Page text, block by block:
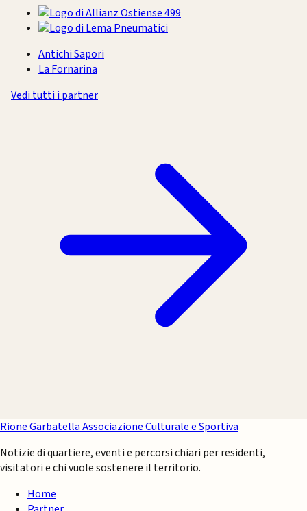
Antichi Sapori
La Fornarina
Vedi tutti i partner
Rione GarbatellaAssociazione Culturale e Sportiva
Notizie di quartiere, eventi e percorsi chiari per residenti,
visitatori e chi vuole sostenere il territorio.
Home